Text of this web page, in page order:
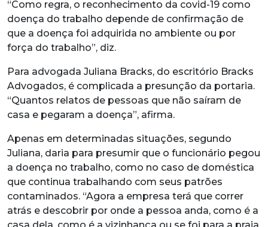
“Como regra, o reconhecimento da covid-19 como
doença do trabalho depende de confirmação de
que a doença foi adquirida no ambiente ou por
força do trabalho”, diz.
Para advogada Juliana Bracks, do escritório Bracks
Advogados, é complicada a presunção da portaria.
“Quantos relatos de pessoas que não saíram de
casa e pegaram a doença”, afirma.
Apenas em determinadas situações, segundo
Juliana, daria para presumir que o funcionário pegou
a doença no trabalho, como no caso de doméstica
que continua trabalhando com seus patrões
contaminados. “Agora a empresa terá que correr
atrás e descobrir por onde a pessoa anda, como é a